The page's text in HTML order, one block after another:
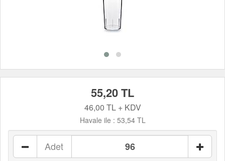
55,20 TL
46,00 TL + KDV
Havale ile : 53,54 TL
Adet